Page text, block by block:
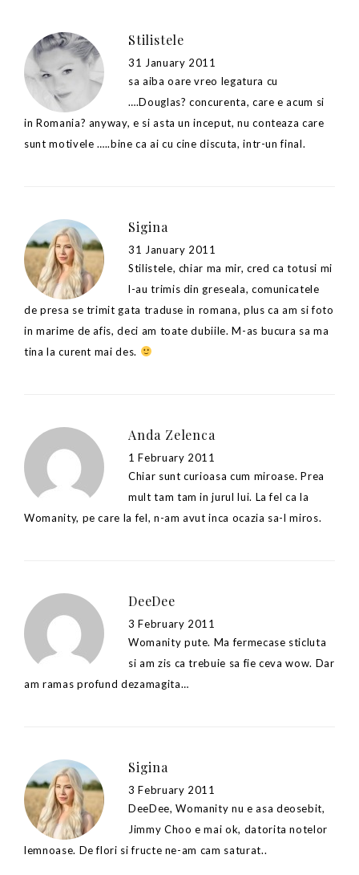
Stilistele
31 January 2011
sa aiba oare vreo legatura cu
….Douglas? concurenta, care e acum si
in Romania? anyway, e si asta un inceput, nu conteaza care
sunt motivele …..bine ca ai cu cine discuta, intr-un final.
Sigina
31 January 2011
Stilistele, chiar ma mir, cred ca totusi mi
l-au trimis din greseala, comunicatele
de presa se trimit gata traduse in romana, plus ca am si foto
in marime de afis, deci am toate dubiile. M-as bucura sa ma
tina la curent mai des.
Anda Zelenca
1 February 2011
Chiar sunt curioasa cum miroase. Prea
mult tam tam in jurul lui. La fel ca la
Womanity, pe care la fel, n-am avut inca ocazia sa-l miros.
DeeDee
3 February 2011
Womanity pute. Ma fermecase sticluta
si am zis ca trebuie sa fie ceva wow. Dar
am ramas profund dezamagita…
Sigina
3 February 2011
DeeDee, Womanity nu e asa deosebit,
Jimmy Choo e mai ok, datorita notelor
lemnoase. De flori si fructe ne-am cam saturat..